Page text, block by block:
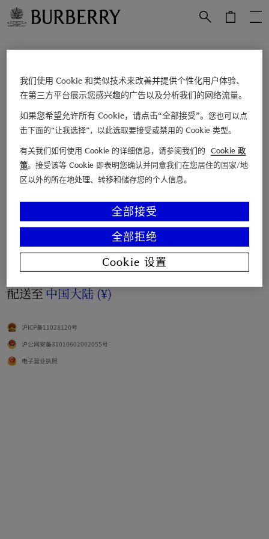
电子邮箱
查找店铺
联系我们
博柏利故事
Burberry 尊享服务
法律声明及 Cookie 政策
语言简体中文
配送至 中国大陆 (¥)
沪ICP备11028120号
沪公网安备31010602002055号
电子营业执照
我们使用 Cookie 和类似技术来改善并提供个性化用户体验、
在第三方平台展示您感兴趣的广告以及分析我们的网络流量。
如果您希望允许所有 Cookie，请点击“全部接受”。您也可以点
击下面的“让我选择”，以此选取要接受或禁用的 Cookie 类型。
有关我们如何使用 Cookie 的详细信息，请参阅我们的
Cookie 政
策。接受该等 Cookie 即表明您确认并同意我们在您居住的国家/地
区以外的所在地处理、转移和储存您的个人信息。
全部拒绝
全部接受
Cookie 设置